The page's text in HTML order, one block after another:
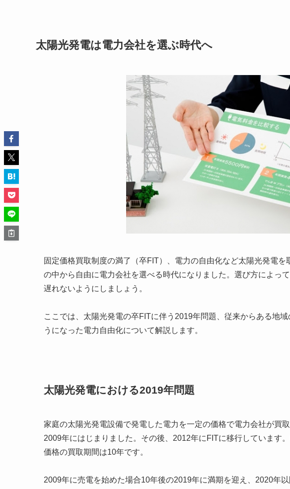
太陽光発電は電力会社を選ぶ時代へ
固定価格買取制度の満了（卒FIT）、電力の自由化など太陽光発電を
の中から自由に電力会社を選べる時代になりました。選び方によっ
遅れないようにしましょう。
ここでは、太陽光発電の卒FITに伴う2019年問題、従来からある地
うになった電力自由化について解説します。
太陽光発電における2019年問題
家庭の太陽光発電設備で発電した電力を一定の価格で電力会社が買
2009年にはじまりました。その後、2012年にFITに移行しています
価格の買取期間は10年です。
2009年に売電を始めた場合10年後の2019年に満期を迎え、2020年